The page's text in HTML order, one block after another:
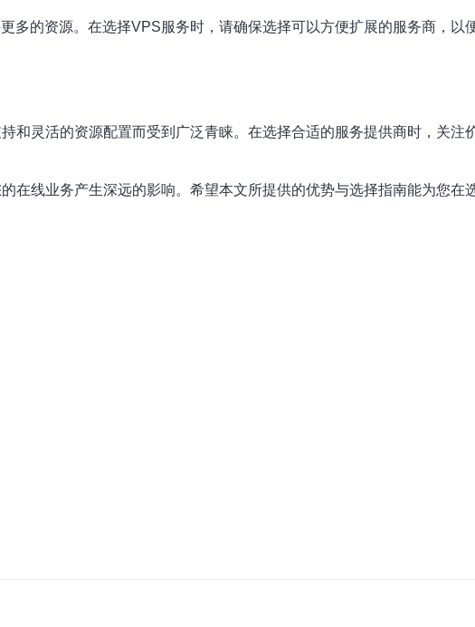
多的资源。在选择VPS服务时，请确保选择可以方便扩展的服务商，以
和灵活的资源配置而受到广泛青睐。在选择合适的服务提供商时，关
在线业务产生深远的影响。希望本文所提供的优势与选择指南能为您在